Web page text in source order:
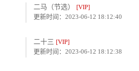
二马（节选） [VIP]
更新时间：2023-06-12 18:12:40
二十三 [VIP]
更新时间：2023-06-12 18:12:38